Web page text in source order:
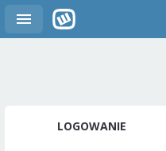
LOGOWANIE